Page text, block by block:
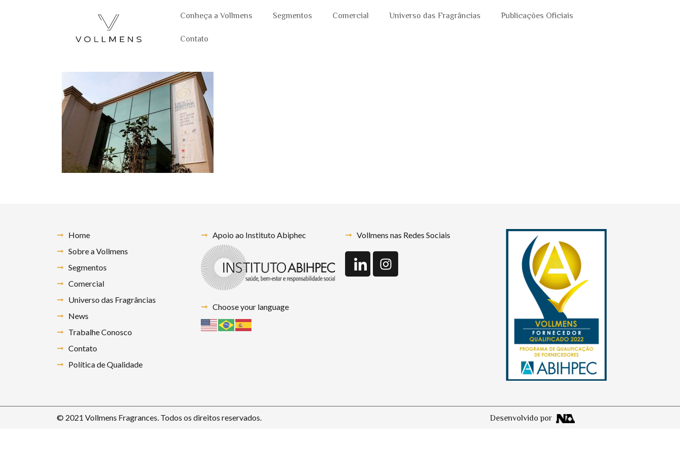
Conheça a Vollmens Segmentos Comercial Universo das Fragrâncias
Publicações Oficiais
Contato
Home
Sobre a Vollmens
Segmentos
Comercial
Universo das Fragrâncias
News
Trabalhe Conosco
Contato
Política de Qualidade
Apoio ao Instituto Abiphec
Choose your language
Vollmens nas Redes Sociais
© 2021 Vollmens Fragrances. Todos os direitos reservados. Desenvolvido por